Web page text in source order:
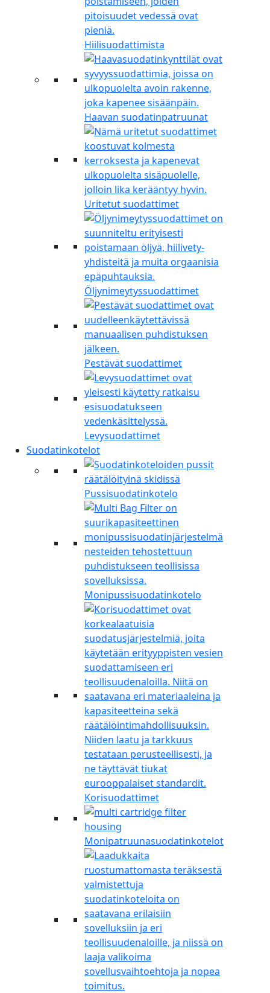
Hiilisuodattimista
Haavan suodatinpatruunat
Uritetut suodattimet
Öljynimeytyssuodattimet
Pestävät suodattimet
Levysuodattimet
Suodatinkotelot
Pussisuodatinkotelo
Monipussisuodatinkotelo
Korisuodattimet
Monipatruunasuodatinkotelot